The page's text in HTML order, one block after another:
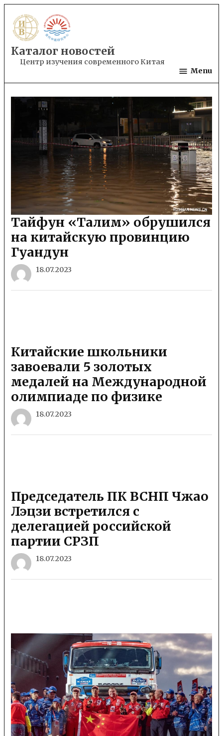
to
content
Каталог новостей
Центр изучения современного Китая
Menu
Тайфун «Талим» обрушился
на китайскую провинцию
Гуандун
18.07.2023
Китайские школьники
завоевали 5 золотых
медалей на Международной
олимпиаде по физике
18.07.2023
Председатель ПК ВСНП Чжао
Лэцзи встретился с
делегацией российской
партии СРЗП
18.07.2023